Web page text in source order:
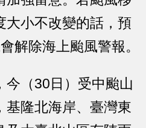
大小不改變的話，預
解除海上颱風警報。
今（30日）受中颱山
基隆北海岸、臺灣東